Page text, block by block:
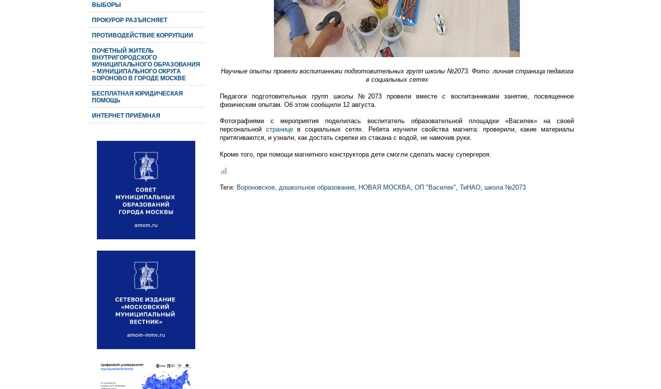
ВЫБОРЫ
ПРОКУРОР РАЗЪЯСНЯЕТ
ПРОТИВОДЕЙСТВИЕ КОРРУПЦИИ
ПОЧЕТНЫЙ ЖИТЕЛЬ
ВНУТРИГОРОДСКОГО
МУНИЦИПАЛЬНОГО ОБРАЗОВАНИЯ
– МУНИЦИПАЛЬНОГО ОКРУГА
ВОРОНОВО В ГОРОДЕ МОСКВЕ
БЕСПЛАТНАЯ ЮРИДИЧЕСКАЯ
ПОМОЩЬ
ИНТЕРНЕТ ПРИЁМНАЯ
Научные опыты провели воспитанники подготовительных групп школы №2073. Фото: личная страница педагога
в социальных сетях
Педагоги подготовительных групп школы №2073 провели вместе с воспитанниками занятие, посвященное
физическим опытам. Об этом сообщили 12 августа.
Фотографиями с мероприятия поделилась воспитатель образовательной площадки «Василек» на своей
персональной страницев социальных сетях. Ребята изучили свойства магнита: проверили, какие материалы
притягиваются, и узнали, как достать скрепки из стакана с водой, не намочив руки.
Кроме того, при помощи магнитного конструктора дети смогли сделать маску супергероя.
Теги: Вороновское дошкольное образование НОВАЯ МОСКВА ОП "Василек" ТиНАО школа №2073